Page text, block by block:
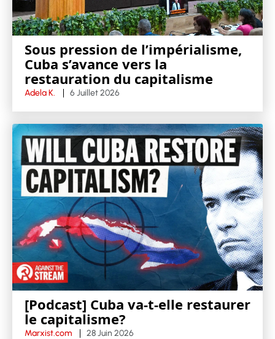
Sous pression de l’impérialisme,
Cuba s’avance vers la
restauration du capitalisme
Adela K. 6 Juillet 2026
[Podcast] Cuba va-t-elle restaurer
le capitalisme?
Marxist.com 28 Juin 2026